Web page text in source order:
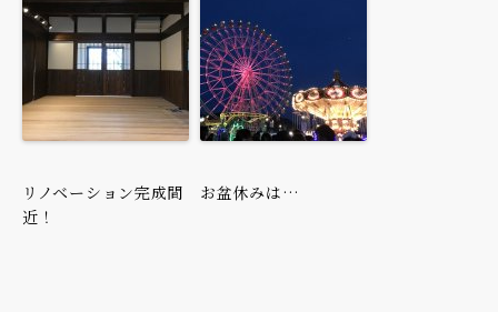
リノベーション完成間
近！
お盆休みは…